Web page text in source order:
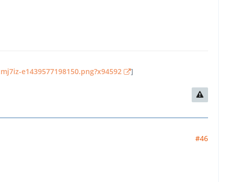
e1439577198150.png?x94592 ]
#46